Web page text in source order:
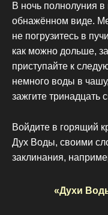
В ночь полнолуния
обнажённом виде.
не погрузитесь в
как можно дольше,
приступайте к
немного воды в
зажгите тринадцать
Войдите в горящий
Дух Воды, своими
заклинания,
«Духи